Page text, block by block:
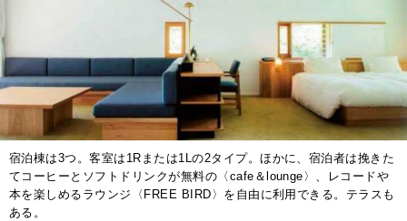
2026年5月号「“大好き”に出会いに。韓国」
2026年4月号「未来をつくる、学びの教科書。」
2026年3月号「スイーツ予想図 2026」
2026年2月号「良運を掴む 新・開運術。」
2026年1月号「猫がいれば、幸せ」
FOLLOW US!
宿泊棟は3つ。客室は1Rまたは1Lの2タイプ。ほかに、宿泊者は挽きた
てコーヒーとソフトドリンクが無料の〈cafe＆lounge〉、レコードや
本を楽しめるラウンジ〈FREE BIRD〉を自由に利用できる。テラスも
ある。